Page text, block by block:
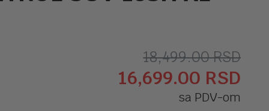
18,499.00RSD
16,699.00 RSD
sa PDV-om